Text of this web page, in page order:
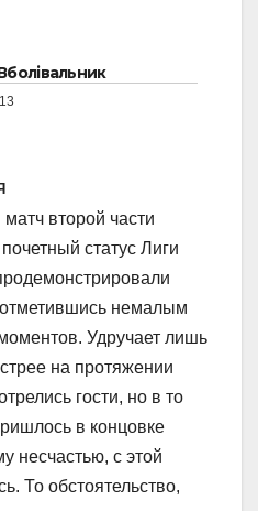
второй части
статус Лиги
немалым
Удручает лишь
на протяжении
гости, но в то
в концовке
несчастью, с этой
То обстоятельство,